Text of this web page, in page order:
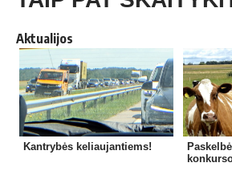
Aktualijos
Kantrybės keliaujantiems!